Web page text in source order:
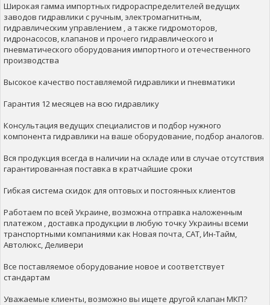
Широкая гамма импортных гидрораспределителей ведущих
заводов гидравлики с ручным, электромагнитным,
гидравлическим управлением , а также гидромоторов,
гидронасосов, клапанов и прочего гидравлического и
пневматического оборудования импортного и отечественного
производства
Высокое качество поставляемой гидравлики и пневматики
Гарантия 12 месяцев на всю гидравлику
Консультация ведущих специалистов и подбор нужного
компонента гидравлики на ваше оборудование, подбор аналогов.
Вся продукция всегда в наличии на складе или в случае отсутствия
гарантированная поставка в кратчайшие сроки
Гибкая система скидок для оптовых и постоянных клиентов
Работаем по всей Украине, возможна отправка наложенным
платежом , доставка продукции в любую точку Украины всеми
транспортными компаниями как Новая почта, САТ, Ин-Тайм,
Автолюкс, Деливери
Все поставляемое оборудование новое и соответствует
стандартам
Уважаемые клиенты, возможно вы ищете другой клапан МКП?